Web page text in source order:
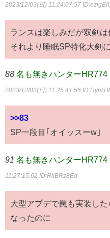
2023/12/03(日) 11:24:07.57
ランスは楽しみだが双剣
それより睡眠SP特化大剣
88 名も無きハンターHR774
2023/12/03(日) 11:25:41.56
>>83
SP一段目｢オイッスーw｣
91 名も無きハンターHR774
11:27:15.62 ID:RilBRz8Ed
大型アプデで罠も実装し
なったのに